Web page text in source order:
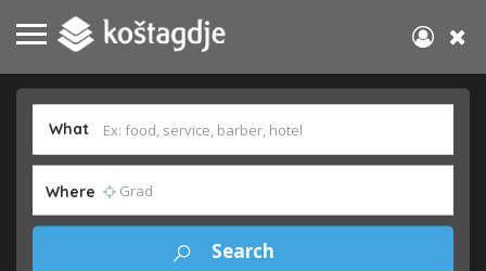
What
Where